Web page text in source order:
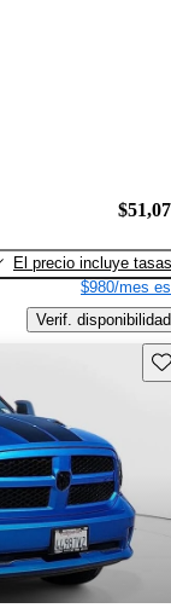
El precio incluye tasas
$980/mes
Verif. disponibilidad